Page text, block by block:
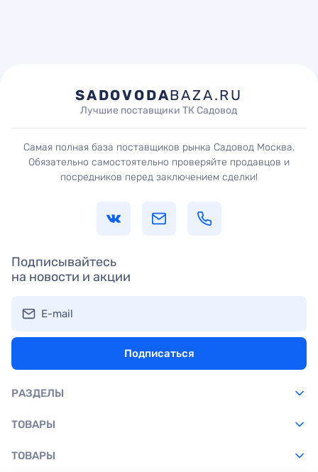
SADOVODABAZA.RU
Лучшие поставщики ТК Садовод
Самая полная база поставщиков рынка Садовод Москва.
Обязательно самостоятельно проверяйте продавцов и
посредников перед заключением сделки!
Подписывайтесь
на новости и акции
E-mail
Подписаться
РАЗДЕЛЫ
ТОВАРЫ
ТОВАРЫ